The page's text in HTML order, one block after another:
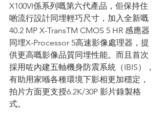
X100VI係系列嘅第六代產品，佢保持住
啲流行設計同埋輕巧尺寸，加入全新嘅
40.2 MP X-TransTM CMOS 5 HR 感應器
同埋X-Processor 5高速影像處理器，提
供更高嘅影像品質同埋性能。而且首次
採用咗內建五軸機身防震系統（IBIS），
有助用家喺各種環境下影相更加穩定，
拍片方面更支授6.2K/30P 影片錄製格
式。